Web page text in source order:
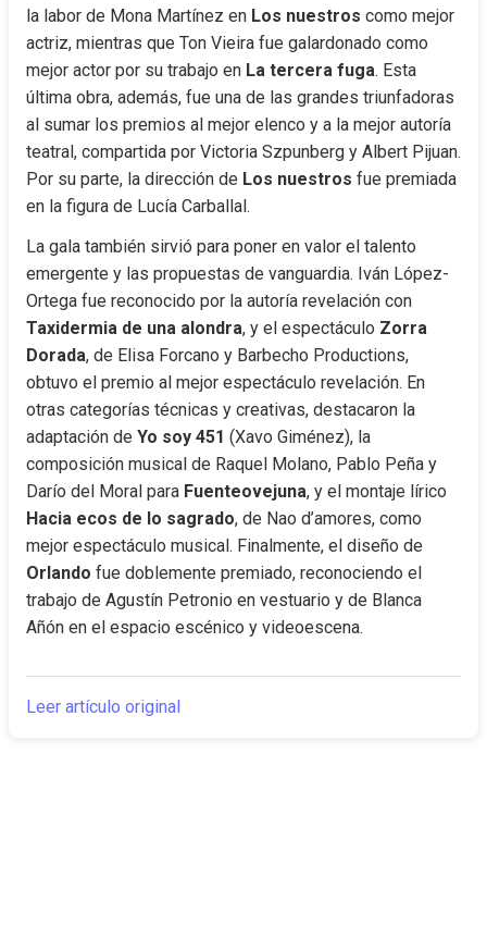
la labor de Mona Martínez en Los nuestros como mejor
actriz, mientras que Ton Vieira fue galardonado como
mejor actor por su trabajo en La tercera fuga. Esta
última obra, además, fue una de las grandes triunfadoras
al sumar los premios al mejor elenco y a la mejor autoría
teatral, compartida por Victoria Szpunberg y Albert Pijuan.
Por su parte, la dirección de Los nuestros fue premiada
en la figura de Lucía Carballal.
La gala también sirvió para poner en valor el talento
emergente y las propuestas de vanguardia. Iván López-
Taxidermia de una alondra, y el espectáculo Zorra
Dorada, de Elisa Forcano y Barbecho Productions,
obtuvo el premio al mejor espectáculo revelación. En
otras categorías técnicas y creativas, destacaron la
adaptación de Yo soy 451 (Xavo Giménez), la
composición musical de Raquel Molano, Pablo Peña y
Darío del Moral para Fuenteovejuna
Hacia ecos de lo sagrado, de Nao d’amores, como
Orlando fue doblemente premiado, reconociendo el
trabajo de Agustín Petronio en vestuario y de Blanca
Añón en el espacio escénico y videoescena.
Leer artículo original